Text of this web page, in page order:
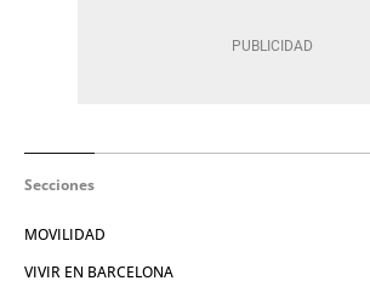
Secciones
MOVILIDAD
VIVIR EN BARCELONA